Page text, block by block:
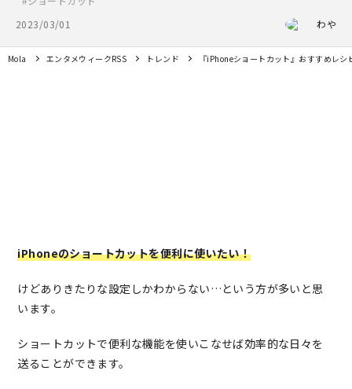
2023/03/01
わや
Mola エンタメウィークRSS トレンド 『iPhoneショートカット』おすすめレ
iPhoneのショートカットを便利に使いたい！
けどありきたりな設定しかわからない…という方が多いと思
います。
ショートカットで便利な機能を使いこなせば効率的な日々を
送ることができます。